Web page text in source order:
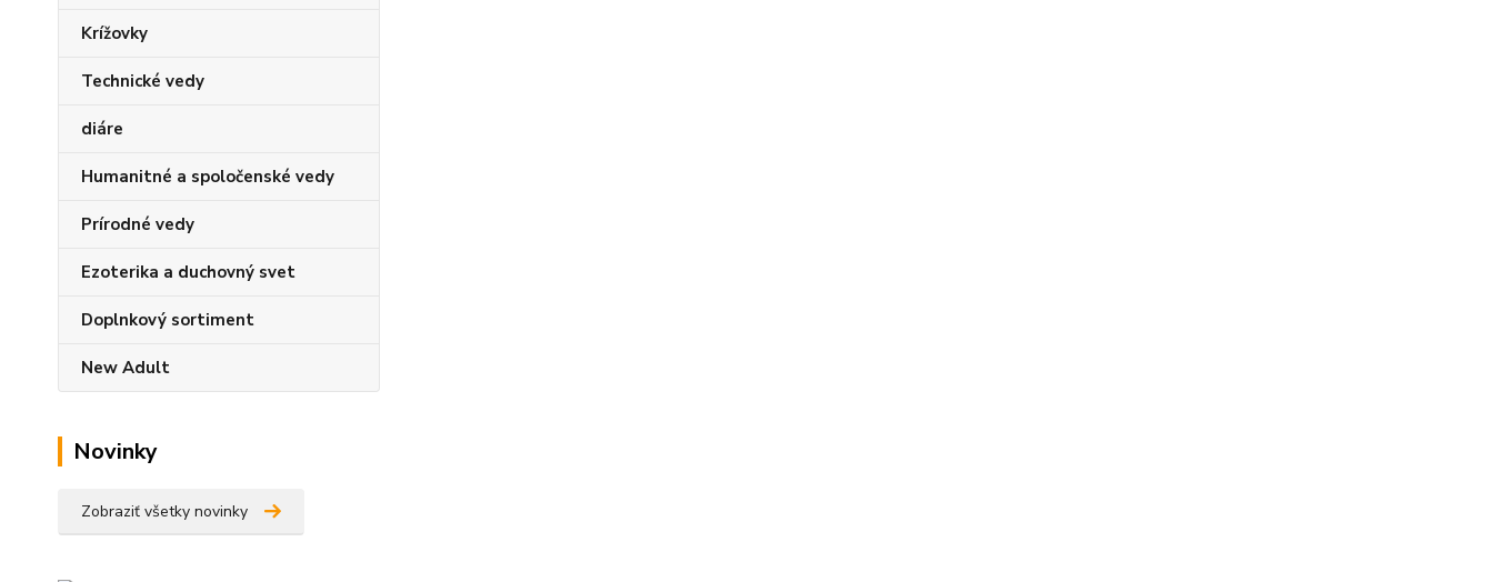
Krížovky
Technické vedy
diáre
Humanitné a spoločenské vedy
Prírodné vedy
Ezoterika a duchovný svet
Doplnkový sortiment
New Adult
Novinky
Zobraziť všetky novinky